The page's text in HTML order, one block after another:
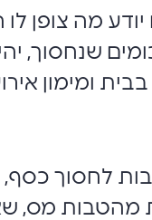
מה צופן
שנחסוך,
בבית ומימון
לחסוך כסף,
מהטבות